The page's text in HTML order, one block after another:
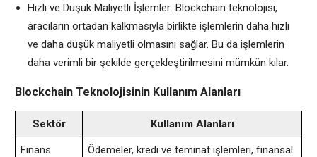
Hızlı ve Düşük Maliyetli İşlemler: Blockchain teknolojisi,
aracıların ortadan kalkmasıyla birlikte işlemlerin daha hızlı
ve daha düşük maliyetli olmasını sağlar. Bu da işlemlerin
daha verimli bir şekilde gerçekleştirilmesini mümkün kılar.
Blockchain Teknolojisinin Kullanım Alanları
Sektör Kullanım Alanları
Finans
Ödemeler, kredi ve teminat işlemleri, finansal